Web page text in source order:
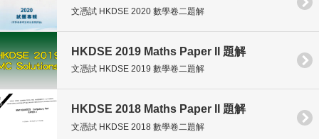
文憑試 HKDSE 2020 數學卷二題解
HKDSE 2019 Maths Paper II 題解
文憑試 HKDSE 2019 數學卷二題解
HKDSE 2018 Maths Paper II 題解
文憑試 HKDSE 2018 數學卷二題解